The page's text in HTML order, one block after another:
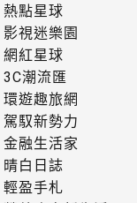
熱點星球
影視迷樂園
網紅星球
3C潮流匯
環遊趣旅網
駕馭新勢力
金融生活家
晴白日誌
輕盈手札